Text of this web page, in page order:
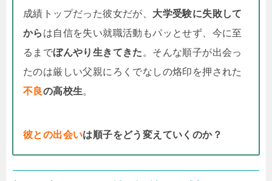
成績トップだった彼女だが、 大学受験に失敗して
から は自信を失い就職活動もパッとせず、今に至
るまでぼんやり生きてきた 。そんな順子が出会っ
たのは厳しい父親にろくでなしの烙印を押された
不良の高校生。
彼との出会いは順子をどう変えていくのか？